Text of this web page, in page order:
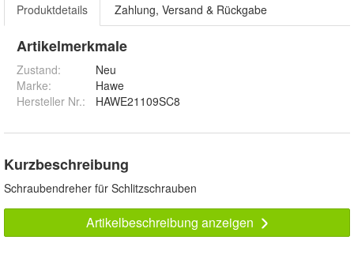
Produktdetails Zahlung, Versand & Rückgabe
Artikelmerkmale
Zustand:
Neu
Marke:
Hawe
Hersteller Nr.:
HAWE21109SC8
Kurzbeschreibung
Schraubendreher für Schlitzschrauben
Artikelbeschreibung anzeigen